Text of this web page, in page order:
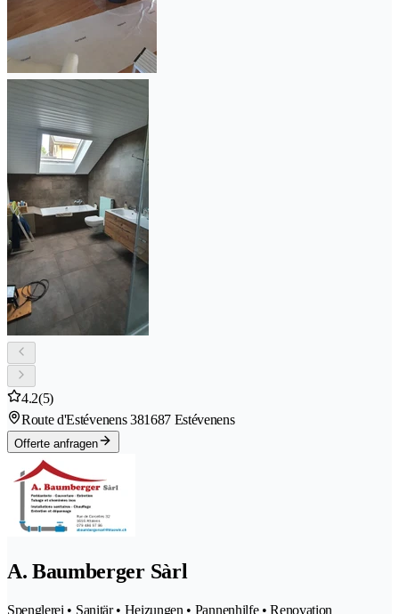
4.2(5)
Route d'Estévenens 381687 Estévenens
Offerte anfragen
A. Baumberger Sàrl
Spenglerei • Sanitär • Heizungen • Pannenhilfe • Renovation